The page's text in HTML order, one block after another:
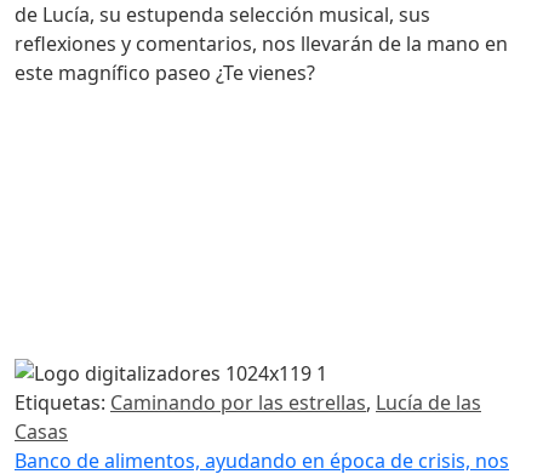
de Lucía, su estupenda selección musical, sus
reflexiones y comentarios, nos llevarán de la mano en
este magnífico paseo ¿Te vienes?
Etiquetas: Caminando por las estrellas, Lucía de las
Casas
Navegación de entradas
Banco de alimentos, ayudando en época de crisis, nos